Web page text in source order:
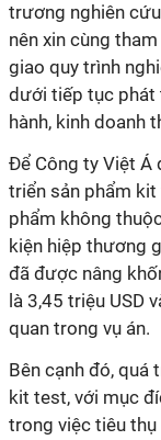
trương nghiên
nên xin cùng
giao quy trình
dưới tiếp tục phát
hành, kinh doanh
Để Công ty Việt Á
triển sản phẩm
phẩm không
kiện hiệp thương
đã được nâng
là 3,45 triệu USD
quan trong vụ án.
Bên cạnh đó, quá
kit test, với mục
trong việc tiêu